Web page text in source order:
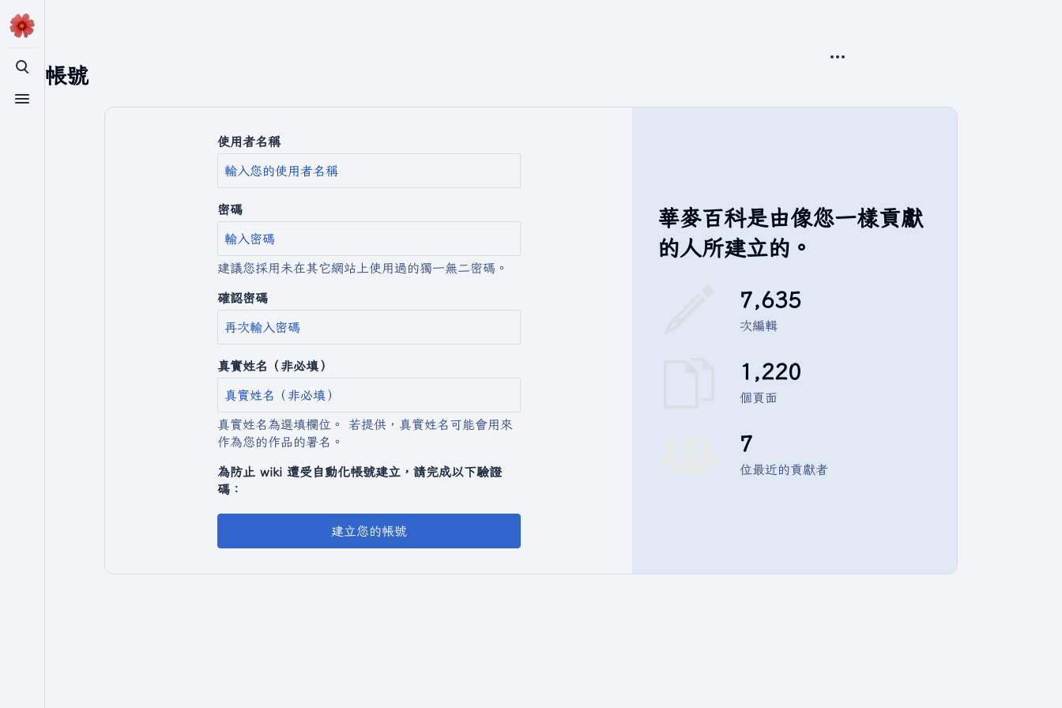
切換搜尋
切換選單
建立帳號
使用者名稱
密碼
建議您採用未在其它網站上使用過的獨一無二密碼。
確認密碼
真實姓名（非必填）
真實姓名為選填欄位。 若提供，真實姓名可能會用來
作為您的作品的署名。
為防止 wiki 遭受自動化帳號建立，請完成以下驗證
碼：
建立您的帳號
華麥百科是由像您一樣貢獻
的人所建立的。
7,635
次編輯
1,220
個頁面
7
位最近的貢獻者